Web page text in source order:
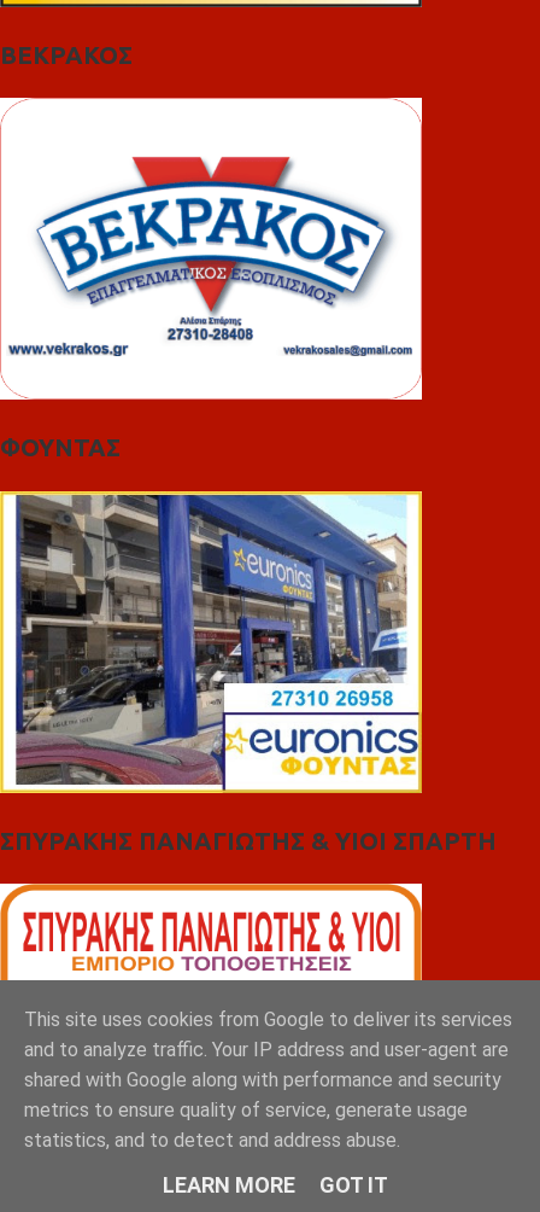
ΒΕΚΡΑΚΟΣ
ΦΟΥΝΤΑΣ
ΣΠΥΡΑΚΗΣ ΠΑΝΑΓΙΩΤΗΣ & YIOI ΣΠΑΡΤΗ
This site uses cookies from Google to deliver its services
and to analyze traffic. Your IP address and user-agent are
shared with Google along with performance and security
metrics to ensure quality of service, generate usage
statistics, and to detect and address abuse.
LEARN MORE GOT IT